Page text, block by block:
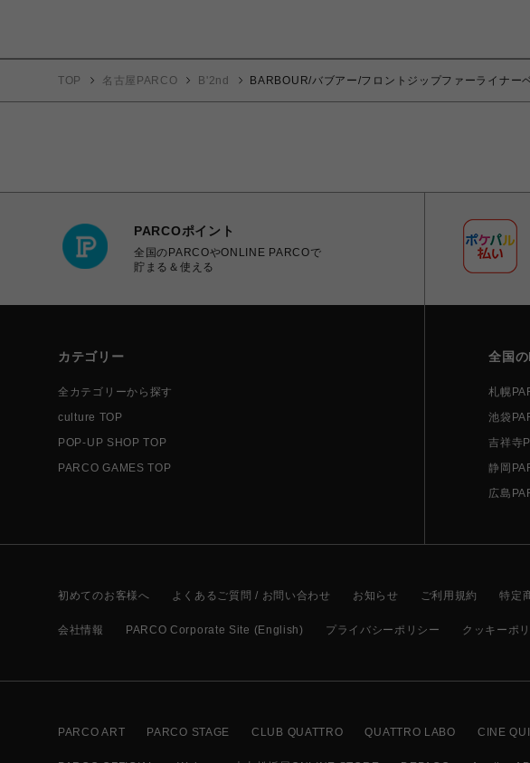
TOP 名古屋PARCO B'2nd BARBOUR/バブアー/フロントジップファーライナー
PARCOポイント
全国のPARCOやONLINE PARCOで
貯まる＆使える
カテゴリー
全カテゴリーから探す
culture TOP
POP-UP SHOP TOP
PARCO GAMES TOP
全国
札幌
池袋
吉祥寺
静岡
広島
初めてのお客様へ よくあるご質問 / お問い合わせ お知らせ ご利用規約 特定
会社情報 PARCO Corporate Site (English) プライバシーポリシー クッキーポ
PARCO ART PARCO STAGE CLUB QUATTRO QUATTRO LABO CINE